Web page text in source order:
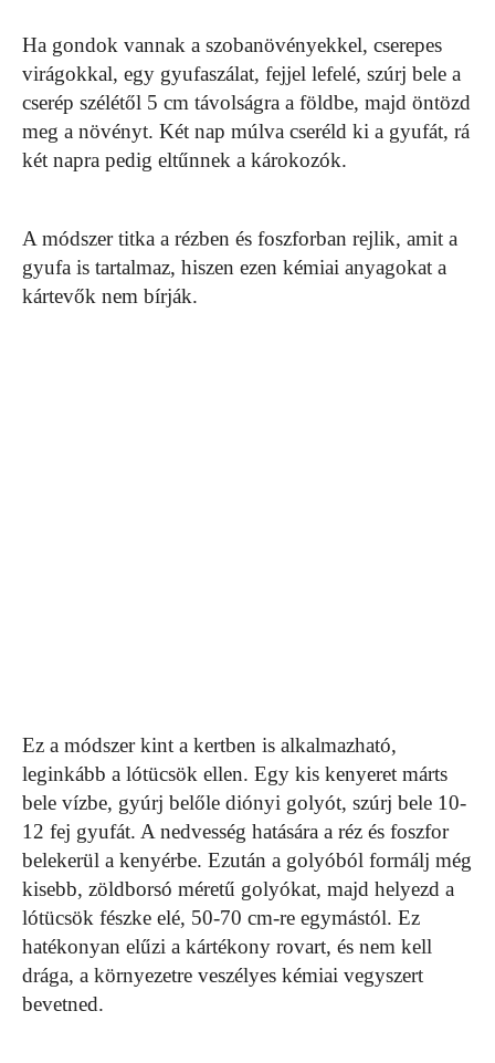
Ha gondok vannak a szobanövényekkel, cserepes
virágokkal, egy gyufaszálat, fejjel lefelé, szúrj bele a
cserép szélétől 5 cm távolságra a földbe, majd öntözd
meg a növényt. Két nap múlva cseréld ki a gyufát, rá
két napra pedig eltűnnek a károkozók.
A módszer titka a rézben és foszforban rejlik, amit a
gyufa is tartalmaz, hiszen ezen kémiai anyagokat a
kártevők nem bírják.
Ez a módszer kint a kertben is alkalmazható,
leginkább a lótücsök ellen. Egy kis kenyeret márts
bele vízbe, gyúrj belőle diónyi golyót, szúrj bele 10-
12 fej gyufát. A nedvesség hatására a réz és foszfor
belekerül a kenyérbe. Ezután a golyóból formálj még
kisebb, zöldborsó méretű golyókat, majd helyezd a
lótücsök fészke elé, 50-70 cm-re egymástól. Ez
hatékonyan elűzi a kártékony rovart, és nem kell
drága, a környezetre veszélyes kémiai vegyszert
bevetned.